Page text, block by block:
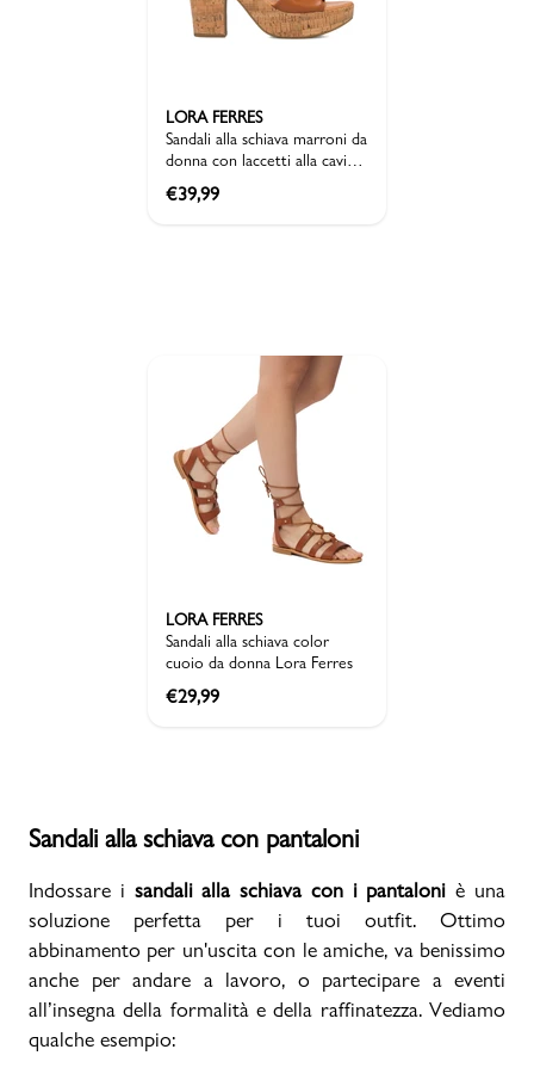
LORA FERRES
Sandali alla schiava marroni da
donna con laccetti alla caviglia
e tacco 10 cm Lora Ferres
€39,99
LORA FERRES
Sandali alla schiava color
cuoio da donna Lora Ferres
€29,99
Sandali alla schiava con pantaloni
Indossare i sandali alla schiava con i pantaloni è una
soluzione perfetta per i tuoi outfit. Ottimo
abbinamento per un'uscita con le amiche, va benissimo
anche per andare a lavoro, o partecipare a eventi
all’insegna della formalità e della raffinatezza. Vediamo
qualche esempio: